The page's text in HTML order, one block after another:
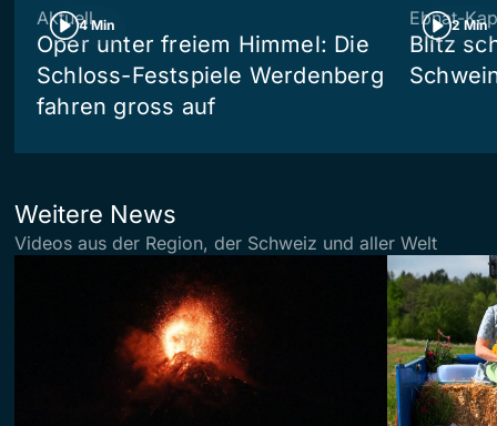
4 Min
Aktuell
Oper unter freiem Himmel: Die
Schloss-Festspiele Werdenberg
fahren gross auf
2 Min
Ebnat-
Blitz
Weitere News
Videos aus der Region, der Schweiz und aller Welt